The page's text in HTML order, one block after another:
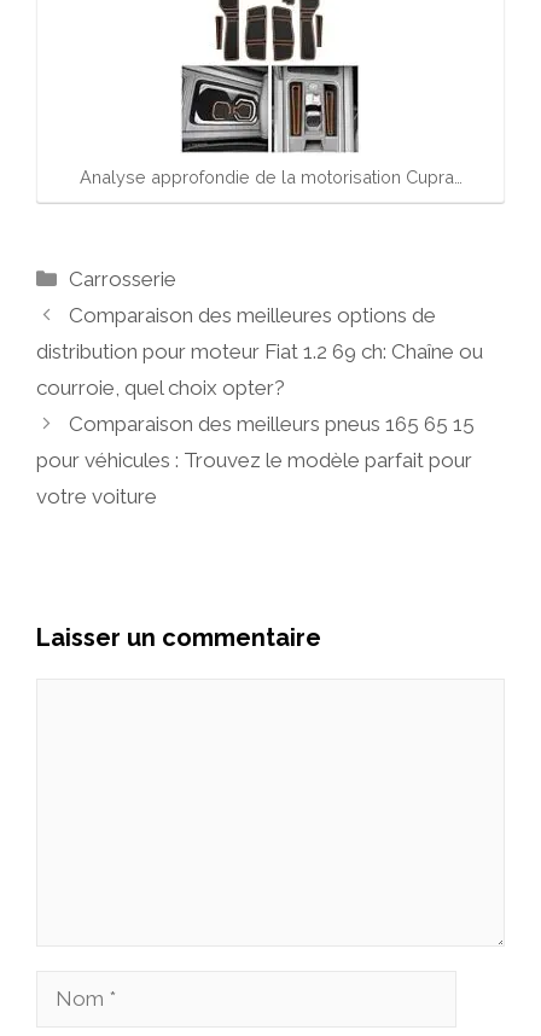
Analyse approfondie de la motorisation Cupra…
Catégories
Carrosserie
Comparaison des meilleures options de
distribution pour moteur Fiat 1.2 69 ch: Chaîne ou
courroie, quel choix opter?
Comparaison des meilleurs pneus 165 65 15
pour véhicules : Trouvez le modèle parfait pour
votre voiture
Laisser un commentaire
Nom